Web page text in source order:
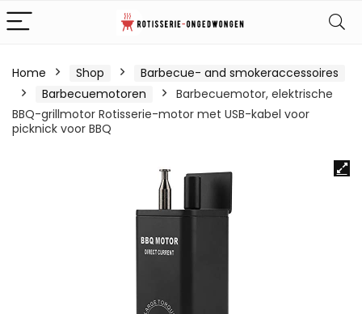
Home Shop
Barbecue- and smokeraccessoires
Barbecuemotoren
Barbecuemotor, elektrische
BBQ-grillmotor Rotisserie-motor met USB-kabel voor
picknick voor BBQ